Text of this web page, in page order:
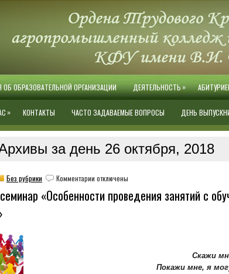
ОБ ОБРАЗОВАТЕЛЬНОЙ ОРГАНИЗАЦИИ ДЕЯТЕЛЬНОСТЬ»
» КОНТАКТЫ ЧАСТО ЗАДАВАЕМЫЕ ВОПРОСЫ ДЕНЬ
за день 26 октября, 2018
Без рубрики Комментарии к
Методический
отключены
«Особенности проведения занятий с
Скажи
Покажи мне, я